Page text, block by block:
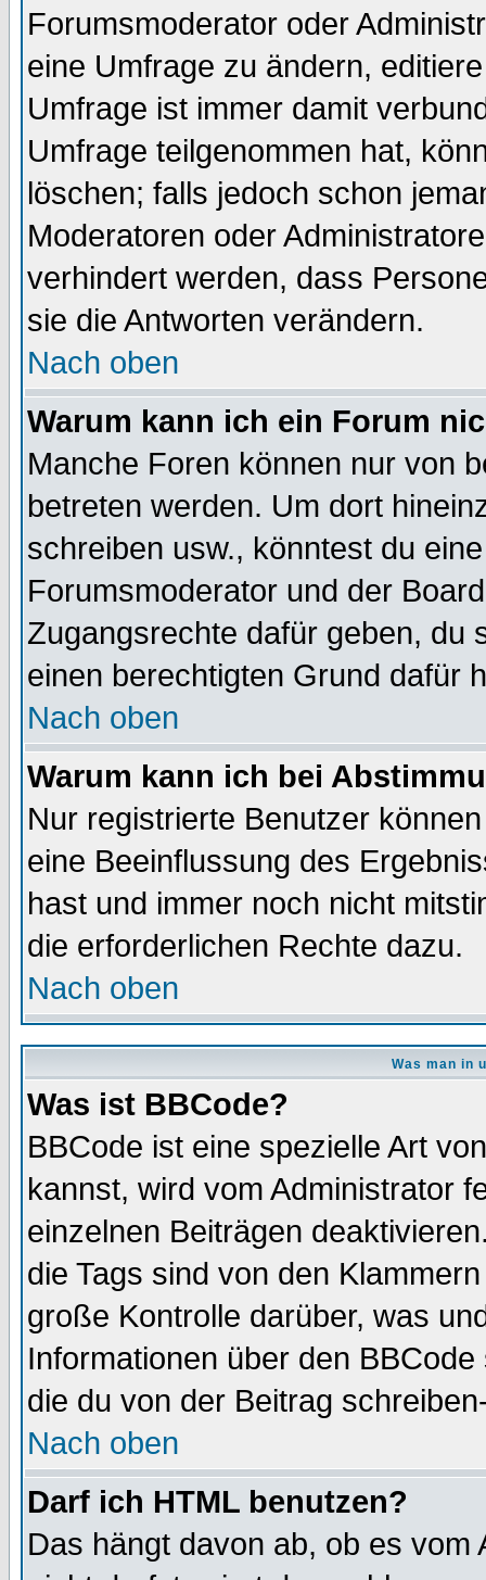
Forumsmoderator oder
eine Umfrage zu ändern,
Umfrage ist immer damit
Umfrage teilgenommen hat,
löschen; falls jedoch schon
Moderatoren oder
verhindert werden, dass
sie die Antworten verändern.
Nach oben
Warum kann ich ein Forum
Manche Foren können nur von
betreten werden. Um dort
schreiben usw., könntest du
Forumsmoderator und der
Zugangsrechte dafür geben, du
einen berechtigten Grund dafür
Nach oben
Warum kann ich bei
Nur registrierte Benutzer
eine Beeinflussung des
hast und immer noch nicht
die erforderlichen Rechte dazu.
Nach oben
Was man in
Was ist BBCode?
BBCode ist eine spezielle Art
kannst, wird vom Administrator
einzelnen Beiträgen
die Tags sind von den
große Kontrolle darüber, was
Informationen über den
die du von der Beitrag
Nach oben
Darf ich HTML benutzen?
Das hängt davon ab, ob es